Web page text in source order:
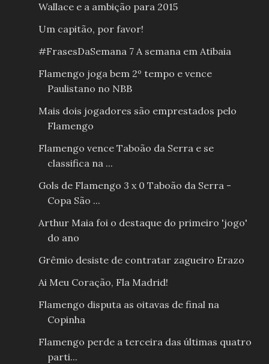
Wallace e a ambição para 2015
Um capitão, por favor!
#FrasesDaSemana 7 A semana em Atibaia
Flamengo joga bem 2º tempo e vence
Paulistano no NBB
Mais dois jogadores são emprestados pelo
Flamengo
Flamengo vence Taboão da Serra e se
classifica na ...
Gols de Flamengo 3 x 0 Taboão da Serra -
Copa São ...
Arthur Maia foi o destaque do primeiro 'jogo'
do ano
Grêmio desiste de contratar zagueiro Erazo
Ai Meu Coração, Fla Madrid!
Flamengo disputa as oitavas de final na
Copinha
Flamengo perde a terceira das últimas quatro
parti...